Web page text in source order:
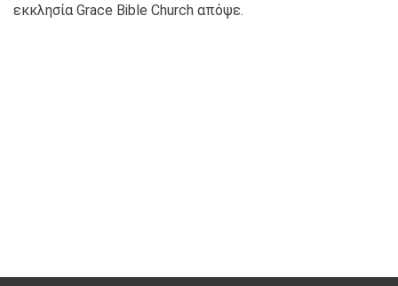
εκκλησία Grace Bible Church απόψε.